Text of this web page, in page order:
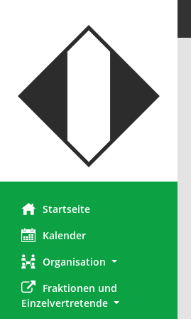
Startseite
Kalender
Organisation
Fraktionen und
Einzelvertretende